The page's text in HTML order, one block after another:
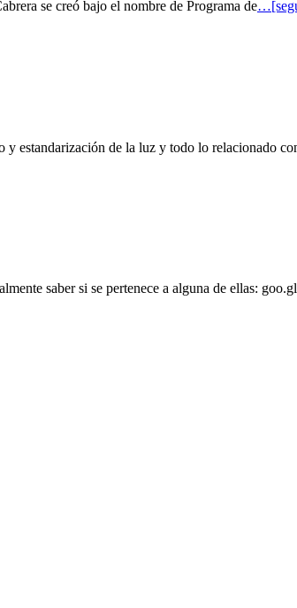
se creó bajo el nombre de Programa de
estandarización de la luz y todo lo relacionado
saber si se pertenece a alguna de ellas: